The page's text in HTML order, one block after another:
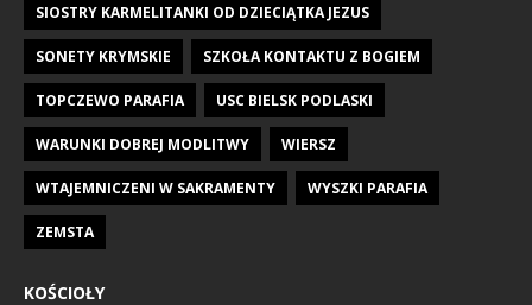
SIOSTRY KARMELITANKI OD DZIECIĄTKA JEZUS
SONETY KRYMSKIE SZKOŁA KONTAKTU Z BOGIEM
TOPCZEWO PARAFIA USC BIELSK PODLASKI
WARUNKI DOBREJ MODLITWY WIERSZ
WTAJEMNICZENI W SAKRAMENTY WYSZKI PARAFIA
ZEMSTA
KOŚCIOŁY